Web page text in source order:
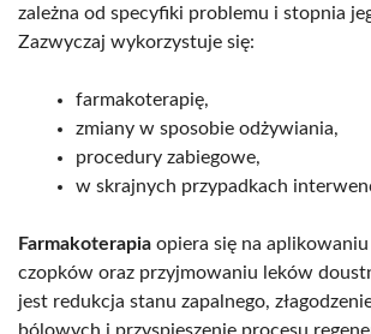
zależna od specyfiki problemu i stopnia
Zazwyczaj wykorzystuje się:
farmakoterapię,
zmiany w sposobie odżywiania,
procedury zabiegowe,
w skrajnych przypadkach
Farmakoterapia opiera się na
czopków oraz przyjmowaniu leków
jest redukcja stanu zapalnego,
bólowych i przyspieszenie procesu